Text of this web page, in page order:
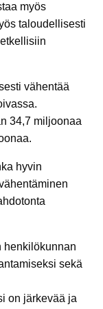
myös
taloudellisesti
vähentää
34,7 miljoonaa
hyvin
henkilökunnan
sekä
on järkevää ja